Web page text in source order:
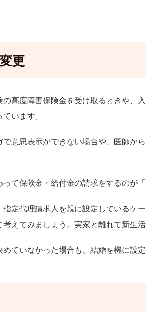
更
高度障害保険金を受け取るときや、
います。
で意思表示ができない場合や、医師か
て保険金・給付金の請求をするのが「
定代理請求人を親に設定しているケ
えてみましょう。実家と離れて新生
ていなかった場合も、結婚を機に設定